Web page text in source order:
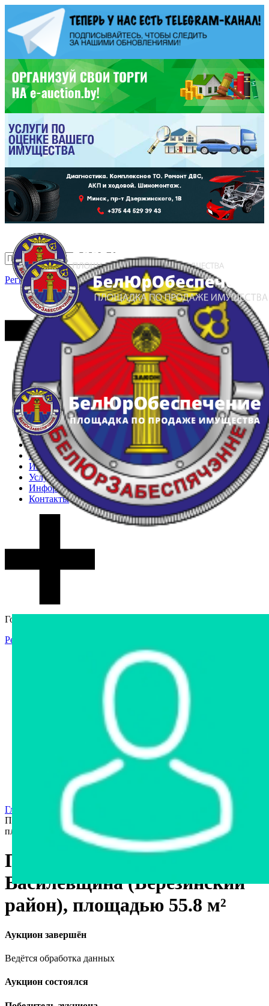
Регистрация Вход
Главная
Арестованное имущество
Реестр несостоявшихся торгов
Реестр переоценок
Частное имущество
Государственное имущество
Интернет-магазин
Интернет-витрина
Услуги
Информация
Контакты
Гостевой доступ
Регистрация
Интернет-магазин
Интернет-витрина
Арестованное имущество
Реестр несостоявшихся торгов
Реестр переоценок
Государственное имущество
Главная страница
Проходная вблизи д. Василевщина (Березинский район),
площадью 55.8 м²
Проходная вблизи д.
Василевщина (Березинский
район), площадью 55.8 м²
Аукцион завершён
Ведётся обработка данных
Аукцион состоялся